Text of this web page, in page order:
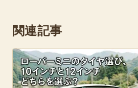
関連記事